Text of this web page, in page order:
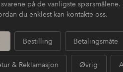
på de vanligste
du enklest kan kontakte oss.
Bestilling Betalingsmåte
& Reklamasjon Øvrig